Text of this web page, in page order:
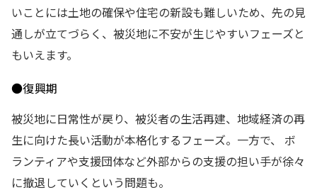
いことには土地の確保や住宅の新設も難しいため、先の見
通しが立てづらく、被災地に不安が生じやすいフェーズと
もいえます。
●復興期
被災地に日常性が戻り、被災者の生活再建、地域経済の再
生に向けた長い活動が本格化するフェーズ。一方で、 ボ
ランティアや支援団体など外部からの支援の担い手が徐々
に撤退していくという問題も。